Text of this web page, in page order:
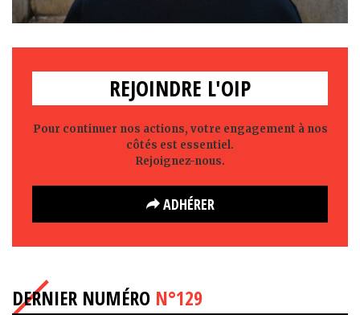
REJOINDRE L'OIP
Pour continuer nos actions, votre engagement à nos
côtés est essentiel.
Rejoignez-nous.
ADHÉRER
DERNIER NUMÉRO N°129